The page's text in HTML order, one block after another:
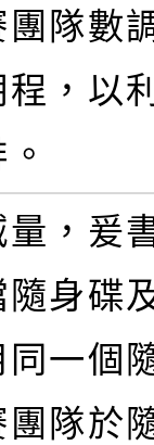
隊數
程，以
，爰
身碟
同一個
隊於